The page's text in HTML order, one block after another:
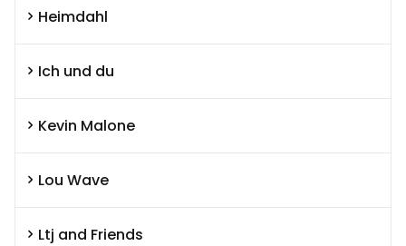
Heimdahl
Ich und du
Kevin Malone
Lou Wave
Ltj and Friends